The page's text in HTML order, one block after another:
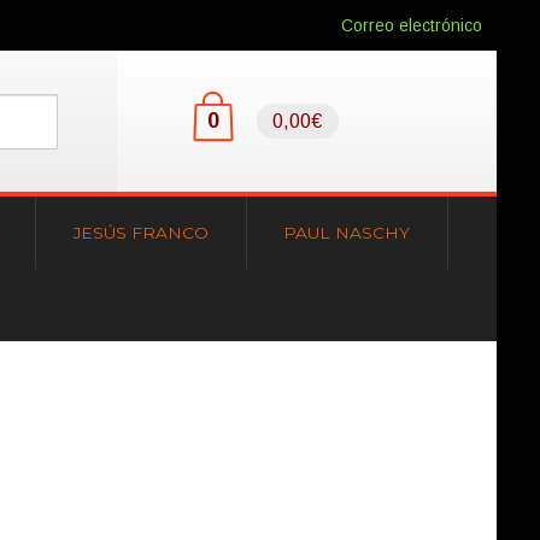
Correo electrónico
0 0,00€
JESÚS FRANCO PAUL NASCHY